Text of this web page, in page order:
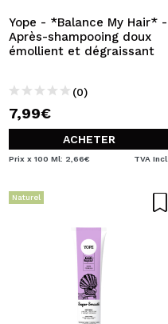
Yope - *Balance My Hair* -
Après-shampooing doux
émollient et dégraissant
(0)
7,99€
ACHETER
Prix x 100 Ml: 2,66€ TVA Incl.
Naturel